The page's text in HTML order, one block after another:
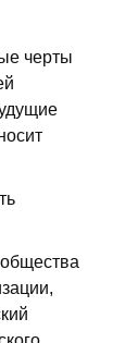
черты